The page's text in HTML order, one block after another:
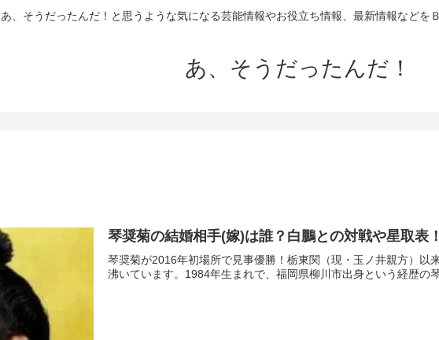
あ、そうだったんだ！と思うような気になる芸能情報やお役立ち情報、最新情報などを
あ、そうだったんだ！
琴奨菊の結婚相手(嫁)は誰？白鵬との対戦や星取表
琴奨菊が2016年初場所で見事優勝！栃東関（現・玉ノ井親方）
沸いています。1984年生まれで、福岡県柳川市出身という経歴の